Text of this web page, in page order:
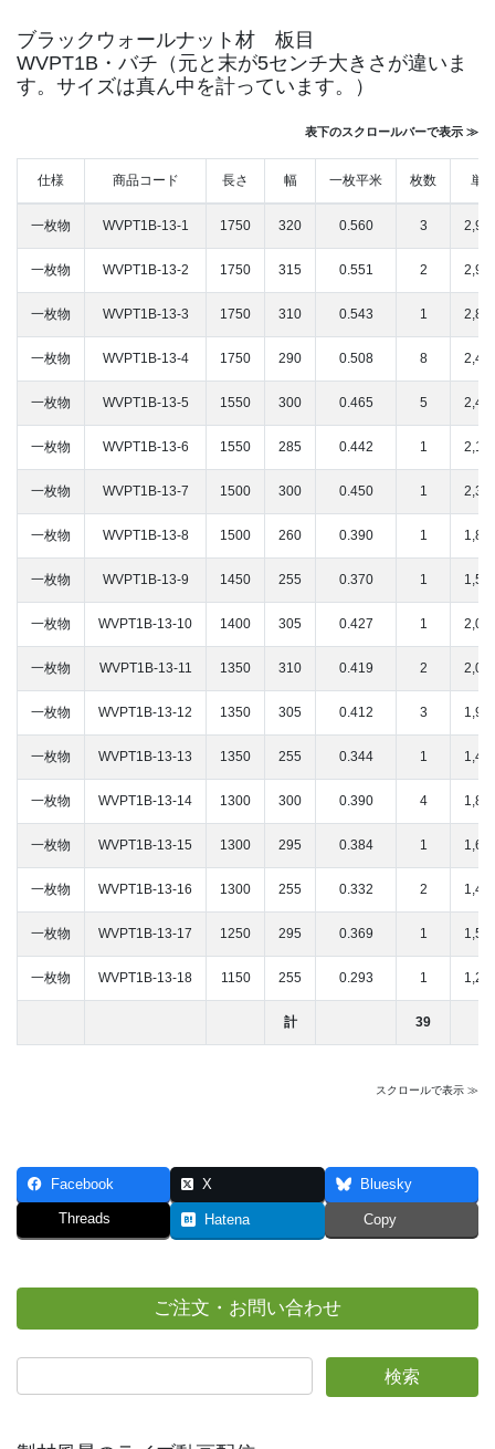
ブラックウォールナット材 板目
WVPT1B・バチ（元と末が5センチ大きさが違いま
す。サイズは真ん中を計っています。）
表下のスクロールバーで表示 ≫
仕様 商品コード 長さ 幅 一枚平米 枚数 単
一枚物 WVPT1B-13-1 1750 320 0.560 3
一枚物 WVPT1B-13-2 1750 315 0.551 2
一枚物 WVPT1B-13-3 1750 310 0.543 1
一枚物 WVPT1B-13-4 1750 290 0.508 8
一枚物 WVPT1B-13-5 1550 300 0.465 5
一枚物 WVPT1B-13-6 1550 285 0.442 1
一枚物 WVPT1B-13-7 1500 300 0.450 1
一枚物 WVPT1B-13-8 1500 260 0.390 1
一枚物 WVPT1B-13-9 1450 255 0.370 1
一枚物 WVPT1B-13-10 1400 305 0.427 1
一枚物 WVPT1B-13-11 1350 310 0.419 2
一枚物 WVPT1B-13-12 1350 305 0.412 3
一枚物 WVPT1B-13-13 1350 255 0.344 1
一枚物 WVPT1B-13-14 1300 300 0.390 4
一枚物 WVPT1B-13-15 1300 295 0.384 1
一枚物 WVPT1B-13-16 1300 255 0.332 2
一枚物 WVPT1B-13-17 1250 295 0.369 1
一枚物 WVPT1B-13-18 1150 255 0.293 1
計 39
スクロールで表示 ≫
Facebook X Bluesky
Threads Hatena Copy
ご注文・お問い合わせ